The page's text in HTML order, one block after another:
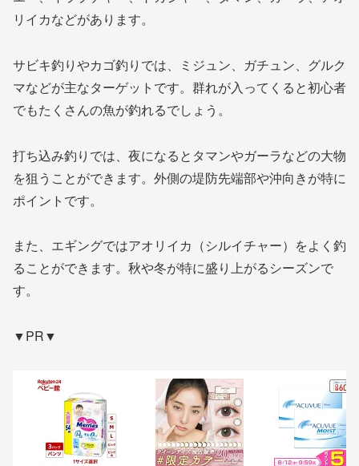
リイカなどがあります。
サビキ釣りやカゴ釣りでは、ミジュン、ガチュン、グルク
マなどが主なターゲットです。群れが入ってくると初心者
でもたくさんの魚が釣れるでしょう。
打ち込み釣りでは、夜になるとタマンやガーラなどの大物
を狙うことができます。外側の堤防先端部や沖向きが特に
ポイントです。
また、エギングではアオリイカ（シルイチャー）をよく釣
ることができます。秋や冬が特に盛り上がるシーズンで
す。
▼PR▼